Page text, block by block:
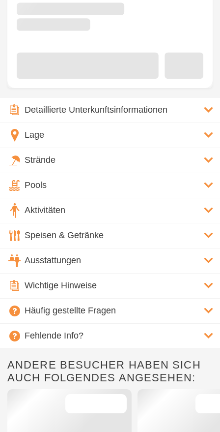
Detaillierte Unterkunftsinformationen
Lage
Strände
Pools
Aktivitäten
Speisen & Getränke
Ausstattungen
Wichtige Hinweise
Häufig gestellte Fragen
Fehlende Info?
ANDERE BESUCHER HABEN SICH
AUCH FOLGENDES ANGESEHEN: